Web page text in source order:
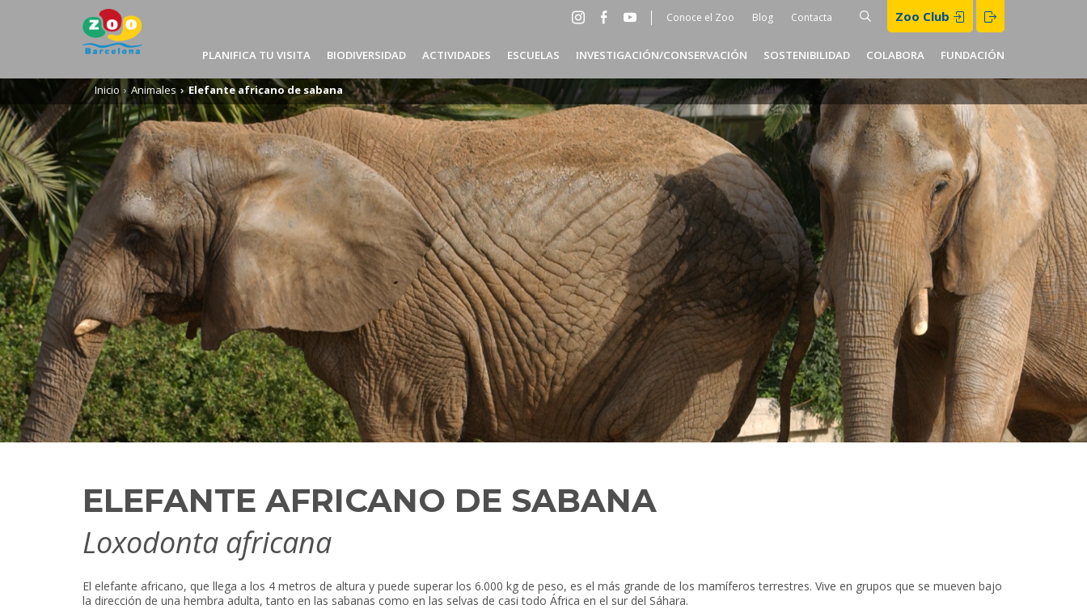
Social
Menu
Header
Header
ES
Conoce el Zoo Blog Contacta BUSCAR
Zoo Club
PLANIFICA TU VISITA BIODIVERSIDAD ACTIVIDADES ESCUELAS INVESTIGACIÓN/CONSERVACIÓN SOSTENIBILIDAD COLABORA FUNDACIÓN
Inicio Animales Elefante africano de sabana
ELEFANTE AFRICANO DE SABANA
Loxodonta africana
El elefante africano, que llega a los 4 metros de altura y puede superar los 6.000 kg de peso, es el más grande de los mamíferos terrestres. Vive en grupos que se mueven bajo
la dirección de una hembra adulta, tanto en las sabanas como en las selvas de casi todo África en el sur del Sáhara.